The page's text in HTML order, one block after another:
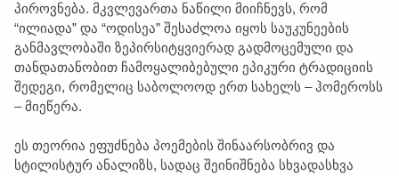
პიროვნება. მკვლევართა ნაწილი მიიჩნევს, რომ
“ილიადა” და “ოდისეა” შესაძლოა იყოს საუკუნეების
განმავლობაში ზეპირსიტყვიერად გადმოცემული და
თანდათანობით ჩამოყალიბებული ეპიკური ტრადიციის
შედეგი, რომელიც საბოლოოდ ერთ სახელს – ჰომეროსს
– მიეწერა.
ეს თეორია ეფუძნება პოემების შინაარსობრივ და
სტილისტურ ანალიზს, სადაც შეინიშნება სხვადასხვა